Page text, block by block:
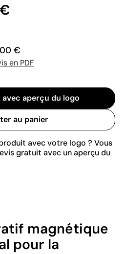
€
en PDF
aperçu du logo
au panier
avec votre logo ? Vous
gratuit avec un aperçu du
magnétique
pour la